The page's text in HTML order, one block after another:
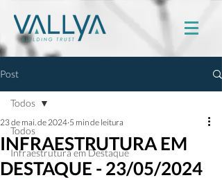
Post
Todos
Infraestrutura em Destaque
Todos
INFRAESTRUTURA EM
DESTAQUE - 23/05/2024
23 de mai. de 2024 5 min de leitura